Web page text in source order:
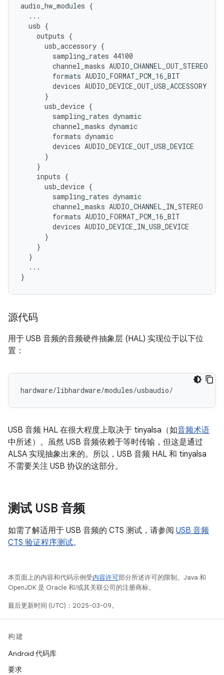
audio_hw_modules {
  ...
  usb {
    outputs {
      usb_accessory {
        sampling_rates 44100
        channel_masks AUDIO_CHANNEL_OUT_STEREO
        formats AUDIO_FORMAT_PCM_16_BIT
        devices AUDIO_DEVICE_OUT_USB_ACCESSORY
      }
      usb_device {
        sampling_rates dynamic
        channel_masks dynamic
        formats dynamic
        devices AUDIO_DEVICE_OUT_USB_DEVICE
      }
    }
    inputs {
      usb_device {
        sampling_rates dynamic
        channel_masks AUDIO_CHANNEL_IN_STEREO
        formats AUDIO_FORMAT_PCM_16_BIT
        devices AUDIO_DEVICE_IN_USB_DEVICE
      }
    }
  }
  ...
源代码
用于 USB 音频的音频硬件抽象层 (HAL) 实现位于以下位
置：
USB 音频 HAL 在很大程度上取决于 tinyalsa （如音频术语
中所述）。虽然 USB 音频依赖于等时传输，但这是通过
ALSA 实现抽象出来的。所以，USB 音频 HAL 和 tinyalsa
不需要关注 USB 协议的这部分。
测试 USB 音频
如需了解适用于 USB 音频的 CTS 测试，请参阅 USB 音频
CTS 验证程序测试。
本页面上的内容和代码示例受内容许可部分所述许可的限制。Java 和
OpenJDK 是 Oracle 和/或其关联公司的注册商标。
最后更新时间 (UTC)：2025-03-09。
构建
Android 代码库
要求